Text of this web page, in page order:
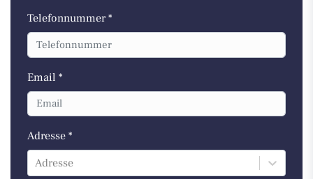
Telefonnummer *
Email *
Adresse *
Adresse